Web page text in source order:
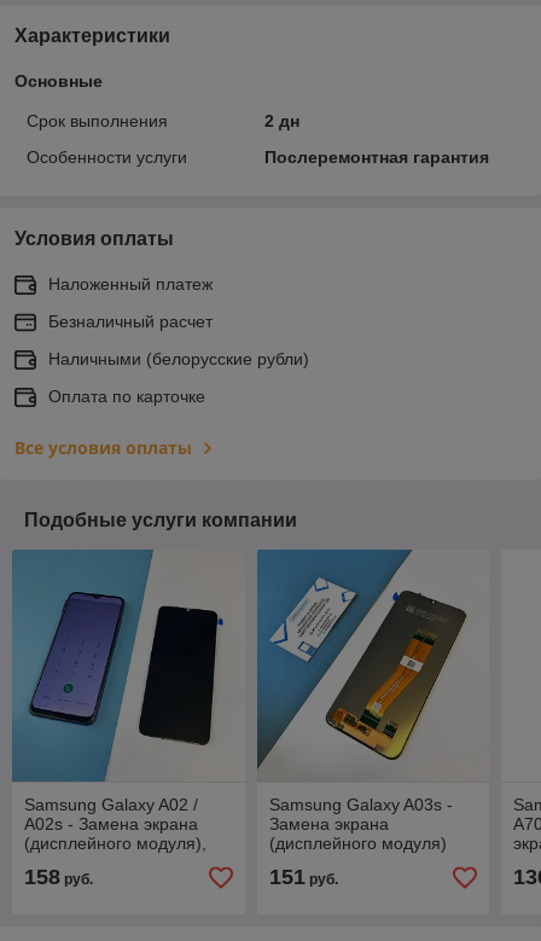
Характеристики
Основные
Срок выполнения
2 дн
Особенности услуги
Послеремонтная гарантия
Условия оплаты
Наложенный платеж
Безналичный расчет
Наличными (белорусские рубли)
Оплата по карточке
Все условия оплаты
Подобные услуги компании
Samsung Galaxy A02 /
A02s - Замена экрана
(дисплейного модуля),
158 руб.
Samsung Galaxy A03s -
Замена экрана
(дисплейного модуля)
151руб.